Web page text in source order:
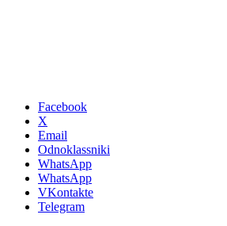
Facebook
X
Email
Odnoklassniki
WhatsApp
WhatsApp
VKontakte
Telegram